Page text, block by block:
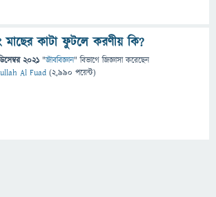
মাছের কাটা ফুটলে করণীয় কি?
2021 "জীববিজ্ঞান" বিভাগে জিজ্ঞাসাকরেছেন
Al Fuad (2,990 পয়েন্ট)